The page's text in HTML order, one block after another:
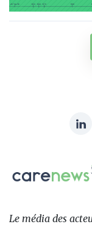
sur:
Carenews,
Le
des
Le média des